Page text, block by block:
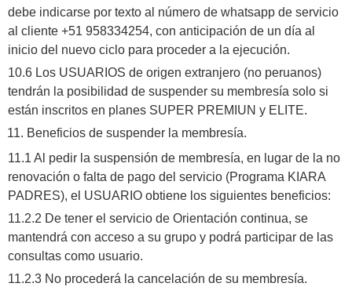
debe indicarse por texto al número de whatsapp de servicio
al cliente +51 958334254, con anticipación de un día al
inicio del nuevo ciclo para proceder a la ejecución.
10.6 Los USUARIOS de origen extranjero (no peruanos)
tendrán la posibilidad de suspender su membresía solo si
están inscritos en planes SUPER PREMIUN y ELITE.
Beneficios de suspender la membresía.
11.1 Al pedir la suspensión de membresía, en lugar de la no
renovación o falta de pago del servicio (Programa KIARA
PADRES), el USUARIO obtiene los siguientes beneficios:
11.2.2 De tener el servicio de Orientación continua, se
mantendrá con acceso a su grupo y podrá participar de las
consultas como usuario.
11.2.3 No procederá la cancelación de su membresía.